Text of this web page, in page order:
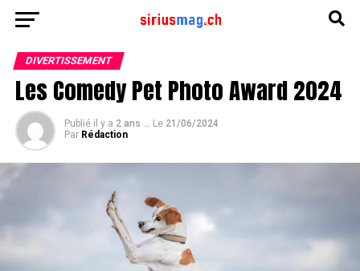
DIVERTISSEMENT
Les Comedy Pet Photo Award 2024
Publié il y a 2 ans ... Le 21/06/2024
Par Rédaction